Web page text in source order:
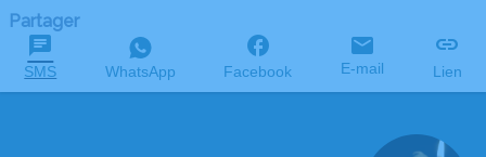
Partager
SMS WhatsApp Facebook E-mail Lien